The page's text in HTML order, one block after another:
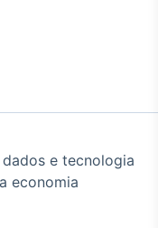
e tecnologia
economia